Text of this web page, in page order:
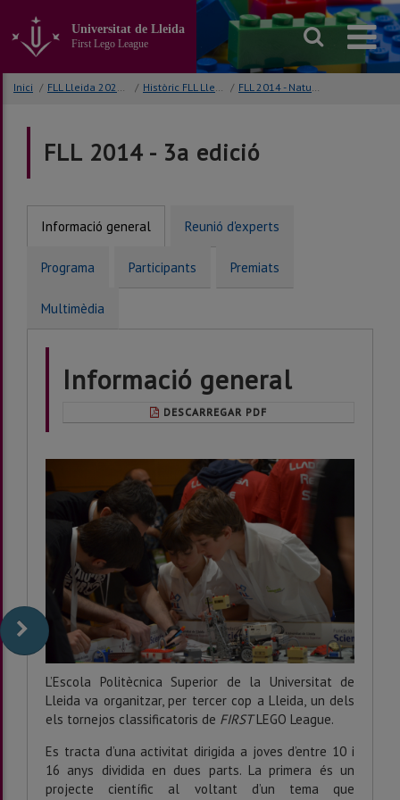
contingut
principal
Universitat de Lleida
First Lego League
Inici / FLL Lleida 2026 Unearthed / Històric FLL Lleida / FLL 2014 - Nature's Fury
FLL 2014 - 3a edició
Informació general Reunió d'experts
Programa Participants Premiats
Multimèdia
Informació general
DESCARREGAR PDF
L’Escola Politècnica Superior de la Universitat de
Lleida va organitzar, per tercer cop a Lleida, un dels
els tornejos classificatoris de FIRSTLEGO League.
Es tracta d’una activitat dirigida a joves d’entre 10 i
16 anys dividida en dues parts. La primera és un
projecte científic al voltant d’un tema que